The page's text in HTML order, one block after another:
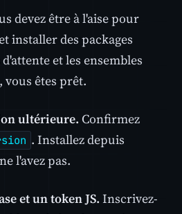
devez être à l'aise pour
installer des packages
et les ensembles
êtes prêt.
ultérieure. Confirmez
. Installez depuis
l'avez pas.
et un token JS. Inscrivez-